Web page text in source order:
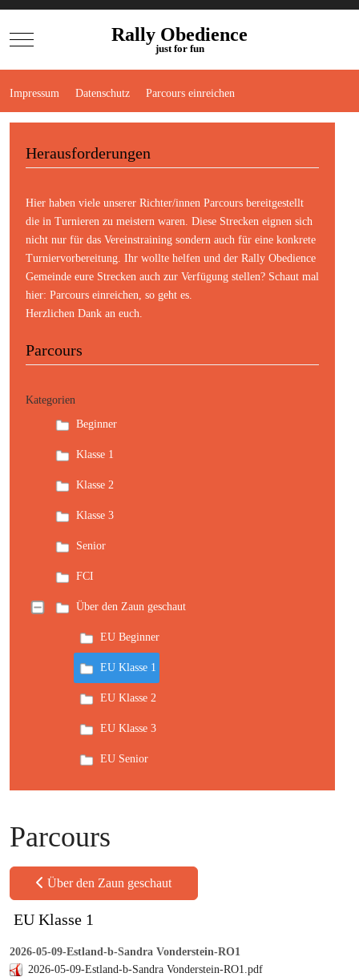
Mobile Menu ToggleRally Obedience
just for fun
Impressum Datenschutz Parcours einreichen
Herausforderungen
Hier haben viele unserer Richter/innen Parcours bereitgestellt
die in Turnieren zu meistern waren. Diese Strecken eignen sich
nicht nur für das Vereinstraining sondern auch für eine konkrete
Turniervorbereitung. Ihr wollte helfen und der Rally Obedience
Gemeinde eure Strecken auch zur Verfügung stellen? Schaut mal
hier: Parcours einreichen, so geht es.
Herzlichen Dank an euch.
Parcours
Kategorien
Beginner
Klasse 1
Klasse 2
Klasse 3
Senior
FCI
Über den Zaun geschaut
EU Beginner
EU Klasse 1
EU Klasse 2
EU Klasse 3
EU Senior
Parcours
Über den Zaun geschaut
EU Klasse 1
2026-05-09-Estland-b-Sandra Vonderstein-RO1
2026-05-09-Estland-b-Sandra Vonderstein-RO1.pdf